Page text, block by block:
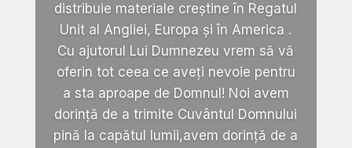
distribuie materiale creștine în Regatul
Unit al Angliei, Europa și în America .
Cu ajutorul Lui Dumnezeu vrem să vă
oferin tot ceea ce aveți nevoie pentru
a sta aproape de Domnul! Noi avem
dorință de a trimite Cuvântul Domnului
pină la capătul lumii,avem dorință de a